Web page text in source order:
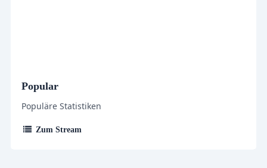
Popular
Populäre Statistiken
Zum Stream